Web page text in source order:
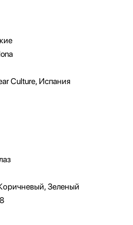
Culture, Испания
Зеленый